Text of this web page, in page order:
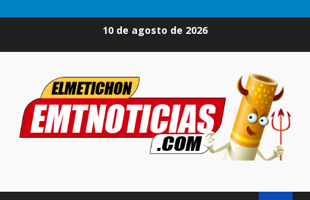
10 de agosto de 2026